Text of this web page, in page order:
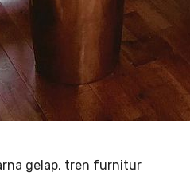
gelap, tren furnitur